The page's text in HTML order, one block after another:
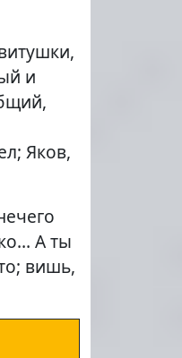
и
Яков,
А ты
вишь,